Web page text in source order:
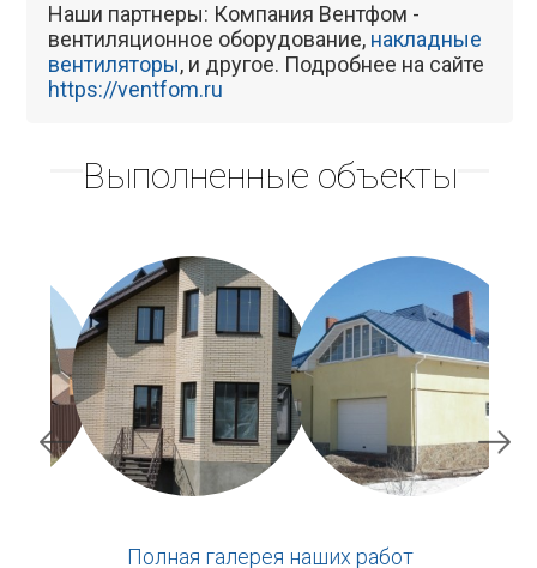
Наши партнеры: Компания Вентфом -
вентиляционное оборудование, накладные
вентиляторы, и другое. Подробнее на сайте
https://ventfom.ru
Выполненные объекты
Полная галерея наших работ